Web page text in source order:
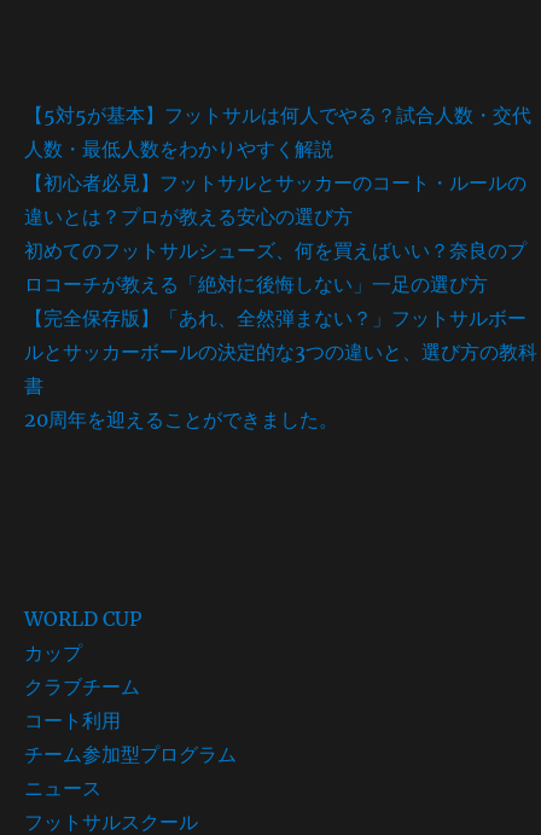
【5対5が基本】フットサルは何人でやる？試合人数・交代
人数・最低人数をわかりやすく解説
【初心者必見】フットサルとサッカーのコート・ルールの
違いとは？プロが教える安心の選び方
初めてのフットサルシューズ、何を買えばいい？奈良のプ
ロコーチが教える「絶対に後悔しない」一足の選び方
【完全保存版】「あれ、全然弾まない？」フットサルボー
ルとサッカーボールの決定的な3つの違いと、選び方の教科
書
20周年を迎えることができました。
WORLD CUP
カップ
クラブチーム
コート利用
チーム参加型プログラム
ニュース
フットサルスクール